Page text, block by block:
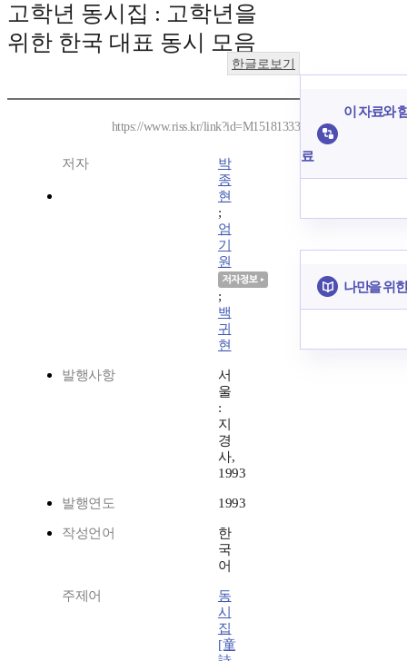
고학년 동시집 : 고학년을
위한 한국 대표 동시 모음
한글로보기
https://www.riss.kr/link?id=M15181333
저자
박
종
현
;
엄
기
원
;
백
귀
현
발행사항
서
울
:
지
경
사,
1993
발행연도 1993
작성언어
한
국
어
주제어
동
시
집
[童
이 자료와
료
나만을 위